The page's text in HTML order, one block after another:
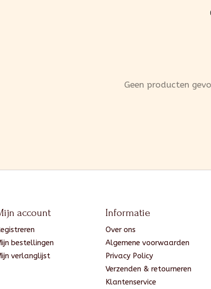
Geen producten
account
bestellingen
verlanglijst
Informatie
Over ons
Algemene voorwaarden
Privacy Policy
Verzenden & retourneren
Klantenservice